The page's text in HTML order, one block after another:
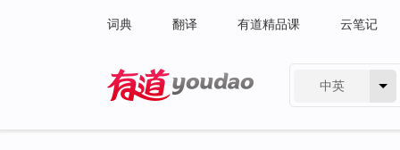
词典 翻译 有道精品课 云笔记
中英